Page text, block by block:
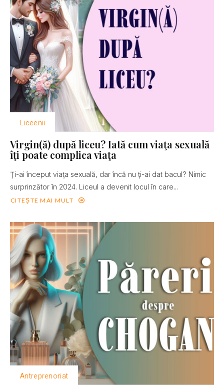
Liceenii
Virgin(ă) după liceu? Iată cum viaţa sexuală
îţi poate complica viaţa
Ţi-ai început viaţa sexuală, dar încă nu ţi-ai dat bacul? Nimic
surprinzător în 2024. Liceul a devenit locul în care...
CITEȘTE MAI MULT
Antreprenoriat